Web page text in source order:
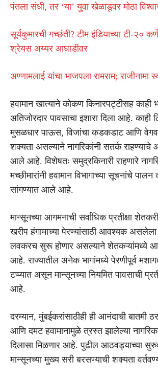
पंतला संधी, तर ‘या’ युवा खेळाडूवर मोठा
सूर्यकुमारची गच्छंती? टीम इंडियाच्या टी-२०
श्रेयस अय्यर आघाडीवर
अण्णामलाई यांचा भाजपला रामराम; राजीनामा
हवामान खात्याने कोकण किनारपट्टीसह काही
अतिजोरदार पावसाचा इशारा दिला आहे. काही
मुसळधार पाऊस, विजांचा कडकडाट आणि
शक्यता असल्याने नागरिकांनी सतर्क राहण्याचे
आले आहे. विशेषतः समुद्रकिनारी राहणारे
मच्छीमारांनी हवामान विभागाच्या सूचनांचे
सांगण्यात आले आहे.
मान्सूनच्या आगमनाची सर्वाधिक प्रतीक्षा
खरीप हंगामाच्या पेरण्यांसाठी आवश्यक
लवकरच सुरू होणार असल्याने शेतकऱ्यांमध्ये
आहे. राज्यातील अनेक भागांमध्ये पेरणीपूर्व
टप्प्यात असून मान्सूनच्या नियमित पावसाची
आहे.
दरम्यान, मुंबईकरांसाठीही ही आनंदाची बातमी
आणि दमट हवामानामुळे त्रस्त झालेल्या
दिलासा मिळणार आहे. पुढील आठवड्याच्या
मान्सूनच्या मुख्य सरी बरसण्याची शक्यता